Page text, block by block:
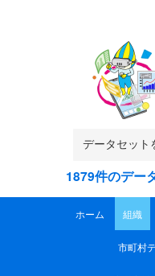
1879件のデー
ホーム 組織
市町村